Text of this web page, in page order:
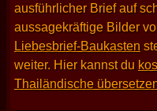
ausführlicher Brief auf
aussagekräftige Bilder
Liebesbrief-Baukasten
weiter. Hier kannst du
Thailändische